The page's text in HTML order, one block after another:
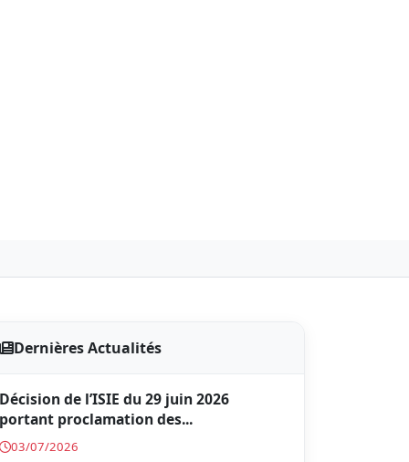
Dernières Actualités
Décision de l’ISIE du 29 juin 2026
portant proclamation des...
03/07/2026